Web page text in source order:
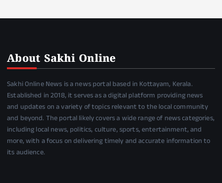
About Sakhi Online
Sakhi Online News is a news portal based in Kottayam, Kerala.
Established in 2018, it serves as a digital platform providing news
and updates on a variety of topics relevant to the local community
and beyond. The portal likely covers a wide range of news categories,
including local news, politics, culture, sports, entertainment, and
more, with a focus on delivering timely and accurate information to
its audience.